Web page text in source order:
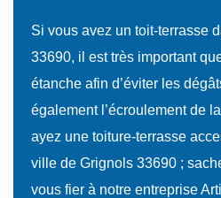
Si vous avez un toit-terrasse
33690, il est très important
étanche afin d’éviter les
également l’écroulement de
ayez une toiture-terrasse
ville de Grignols 33690 ;
vous fier à notre entreprise